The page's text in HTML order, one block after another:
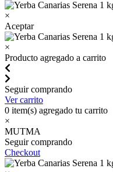
×
Aceptar
×
Producto agregado a carrito
Seguir comprando
Ver carrito
0 item(s) agregado tu carrito
×
MUTMA
Seguir comprando
Checkout